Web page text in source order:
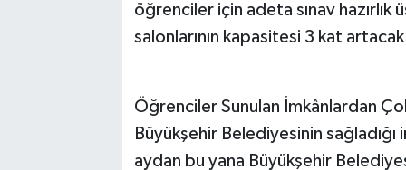
öğrenciler için adeta sınav hazırlık
salonlarının kapasitesi 3 kat
Öğrenciler Sunulan İmkânlardan
Büyükşehir Belediyesinin
aydan bu yana Büyükşehir